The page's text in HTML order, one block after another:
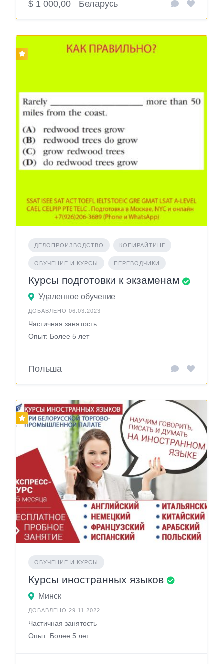
$ 1 000,00 Беларусь
ДЕЛОПРОИЗВОДСТВО КОПИРАЙТИНГ
ОБУЧЕНИЕ И КУРСЫ ПЕРЕВОДЧИКИ
Курсы подготовки к экзаменам
Удаленное обучение
ДОБАВЛЕНО 06.03.2023
Частичная занятость
Опыт: Более 5 лет
Польша
ОБУЧЕНИЕ И КУРСЫ
Курсы иностранных языков
Минск
ДОБАВЛЕНО 29.11.2022
Частичная занятость
Опыт: Более 5 лет